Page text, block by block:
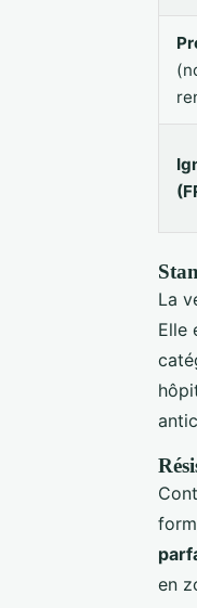
La
Elle
en